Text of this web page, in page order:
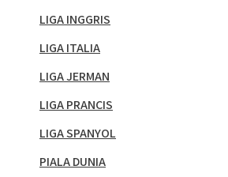
LIGA INGGRIS
LIGA ITALIA
LIGA JERMAN
LIGA PRANCIS
LIGA SPANYOL
PIALA DUNIA